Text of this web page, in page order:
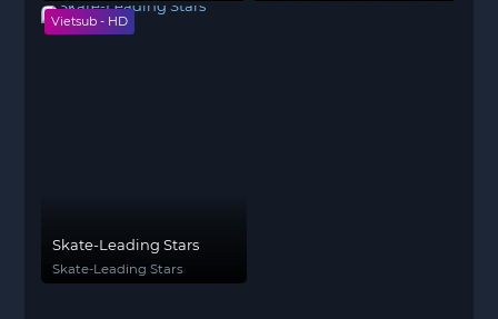
Vietsub - HD
Skate-Leading Stars
Skate-Leading Stars